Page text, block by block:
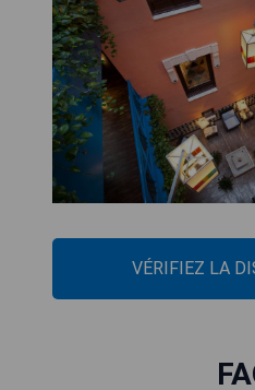
VÉRIFIEZ LA